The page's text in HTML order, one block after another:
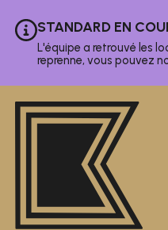
Information :
STANDARD EN
L'équipe a retrouvé les
reprenne, vous pouvez